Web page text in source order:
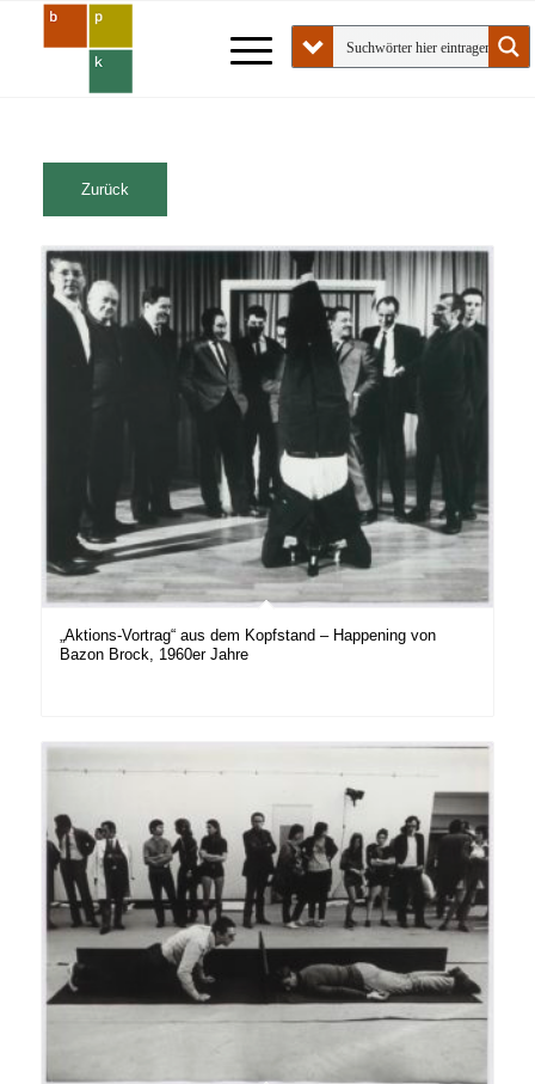
„Aktions-Vortrag“ aus dem Kopfstand – Happening von
Bazon Brock, 1960er Jahre